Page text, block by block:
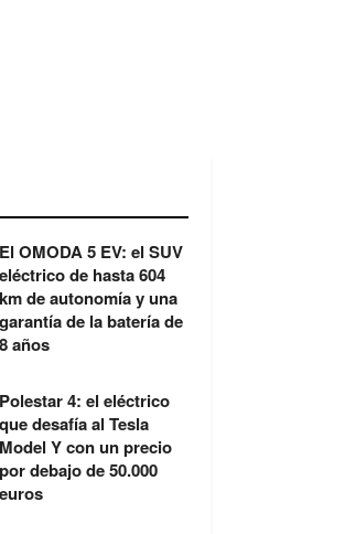
El OMODA 5 EV: el SUV
eléctrico de hasta 604
km de autonomía y una
garantía de la batería de
8 años
Polestar 4: el eléctrico
que desafía al Tesla
Model Y con un precio
por debajo de 50.000
euros